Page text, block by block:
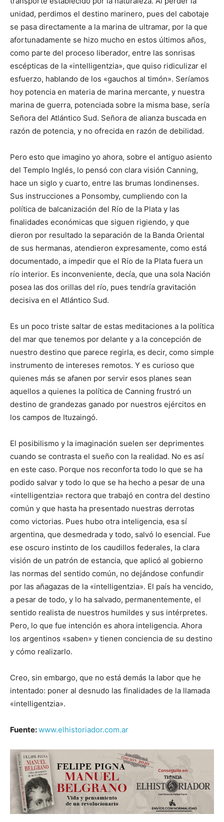
unidad, perdimos el destino marinero, pues del cabotaje
se pasa directamente a la marina de ultramar, por la que
afortunadamente se hizo mucho en estos últimos años,
como parte del proceso liberador, entre las sonrisas
escépticas de la «intelligentzia», que quiso ridiculizar el
esfuerzo, hablando de los «gauchos al timón». Seríamos
hoy potencia en materia de marina mercante, y nuestra
marina de guerra, potenciada sobre la misma base, sería
Señora del Atlántico Sud. Señora de alianza buscada en
razón de potencia, y no ofrecida en razón de debilidad.
Pero esto que imagino yo ahora, sobre el antiguo asiento
del Templo Inglés, lo pensó con clara visión Canning,
hace un siglo y cuarto, entre las brumas londinenses.
Sus instrucciones a Ponsomby, cumpliendo con la
política de balcanización del Río de la Plata y las
finalidades económicas que siguen rigiendo, y que
dieron por resultado la separación de la Banda Oriental
de sus hermanas, atendieron expresamente, como está
documentado, a impedir que el Río de la Plata fuera un
río interior. Es inconveniente, decía, que una sola Nación
posea las dos orillas del río, pues tendría gravitación
decisiva en el Atlántico Sud.
Es un poco triste saltar de estas meditaciones a la política
del mar que tenemos por delante y a la concepción de
nuestro destino que parece regirla, es decir, como simple
instrumento de intereses remotos. Y es curioso que
quienes más se afanen por servir esos planes sean
aquellos a quienes la política de Canning frustró un
destino de grandezas ganado por nuestros ejércitos en
los campos de Ituzaingó.
El posibilismo y la imaginación suelen ser deprimentes
cuando se contrasta el sueño con la realidad. No es así
en este caso. Porque nos reconforta todo lo que se ha
podido salvar y todo lo que se ha hecho a pesar de una
«intelligentzia» rectora que trabajó en contra del destino
común y que hasta ha presentado nuestras derrotas
como victorias. Pues hubo otra inteligencia, esa sí
argentina, que desmedrada y todo, salvó lo esencial. Fue
ese oscuro instinto de los caudillos federales, la clara
visión de un patrón de estancia, que aplicó al gobierno
las normas del sentido común, no dejándose confundir
por las añagazas de la «intelligentzia». El país ha vencido,
a pesar de todo, y lo ha salvado, permanentemente, el
sentido realista de nuestros humildes y sus intérpretes.
Pero, lo que fue intención es ahora inteligencia. Ahora
los argentinos «saben» y tienen conciencia de su destino
y cómo realizarlo.
Creo, sin embargo, que no está demás la labor que he
intentado: poner al desnudo las finalidades de la llamada
«intelligentzia».
Fuente:www.elhistoriador.com.ar